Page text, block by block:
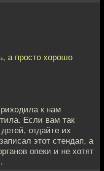
а просто хорошо
к нам
Если вам так
отдайте их
этот стендап, а
опеки и не хотят